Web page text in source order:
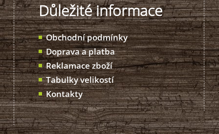
Důležité informace
Obchodní podmínky
Doprava a platba
Reklamace zboží
Tabulky velikostí
Kontakty